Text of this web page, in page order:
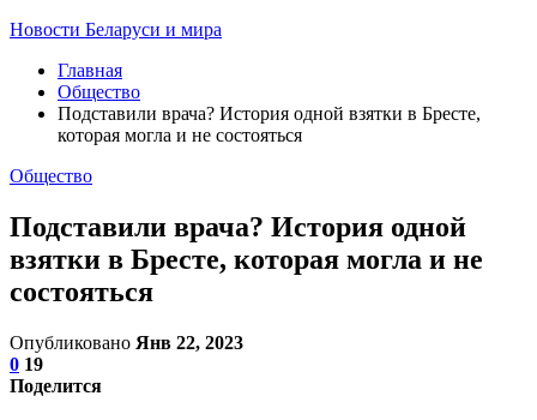
Новости Беларуси и мира
Главная
Общество
Подставили врача? История одной взятки в Бресте,
которая могла и не состояться
Общество
Подставили врача? История одной
взятки в Бресте, которая могла и не
состояться
Опубликовано Янв 22, 2023
0 19
Поделится